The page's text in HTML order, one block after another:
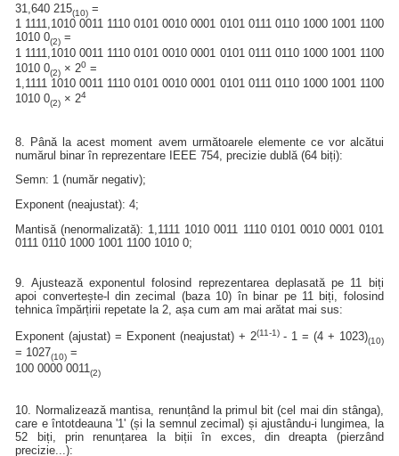
31,640 215(10) =
1 1111,1010 0011 1110 0101 0010 0001 0101 0111 0110 1000 1001 1100
1010 0(2) =
1 1111,1010 0011 1110 0101 0010 0001 0101 0111 0110 1000 1001 1100
1010 0(2) × 20 =
1,1111 1010 0011 1110 0101 0010 0001 0101 0111 0110 1000 1001 1100
1010 0(2) × 24
8. Până la acest moment avem următoarele elemente ce vor alcătui
numărul binar în reprezentare IEEE 754, precizie dublă (64 biți):
Semn: 1 (număr negativ);
Exponent (neajustat): 4;
Mantisă (nenormalizată): 1,1111 1010 0011 1110 0101 0010 0001 0101
0111 0110 1000 1001 1100 1010 0;
9. Ajustează exponentul folosind reprezentarea deplasată pe 11 biți
apoi convertește-l din zecimal (baza 10) în binar pe 11 biți, folosind
tehnica împărțirii repetate la 2, așa cum am mai arătat mai sus:
Exponent (ajustat) = Exponent (neajustat) + 2(11-1)- 1 = (4 + 1023)(10)
= 1027(10) =
100 0000 0011(2)
10. Normalizează mantisa, renunțând la primul bit (cel mai din stânga),
care e întotdeauna '1' (și la semnul zecimal) și ajustându-i lungimea, la
52 biți, prin renunțarea la biții în exces, din dreapta (pierzând
precizie...):